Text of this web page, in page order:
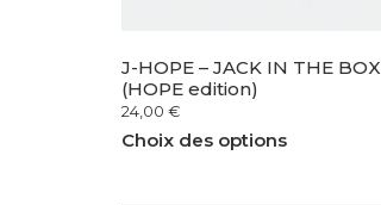
J-HOPE – JACK IN THE BOX
(HOPE edition)
24,00 €
Choix des options